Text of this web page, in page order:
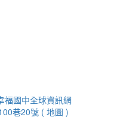
福國中全球資訊網
巷20號 ( 地圖 )